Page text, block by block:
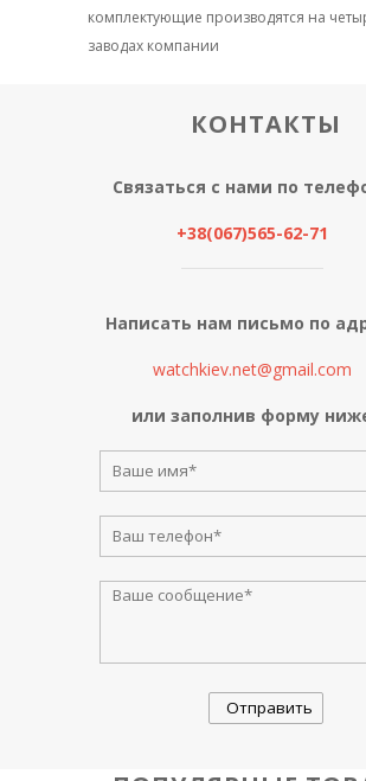
комплектующие производятся на
заводах компании
КОНТАКТЫ
Связаться с нами по
+38(067)565-62-71
Написать нам письмо по
watchkiev.net@gmail.com
или заполнив форму